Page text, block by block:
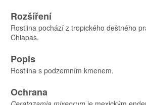
Rozšíření
Rostlina pochází z tropického deštného
Chiapas.
Popis
Rostlina s podzemním kmenem.
Ochrana